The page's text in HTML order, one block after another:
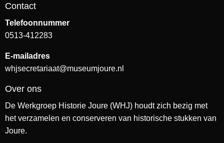
Contact
Telefoonnummer
0513-412283
E-mailadres
whjsecretariaat@museumjoure.nl
Over ons
De Werkgroep Historie Joure (WHJ) houdt zich bezig met
het verzamelen en conserveren van historische stukken van
Joure.